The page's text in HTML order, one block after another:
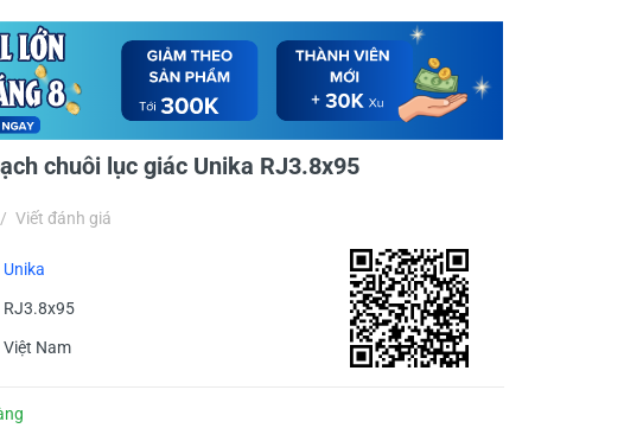
chuôi lục giác Unika RJ3.8x95
/ Viết đánh giá
Unika
RJ3.8x95
Việt Nam